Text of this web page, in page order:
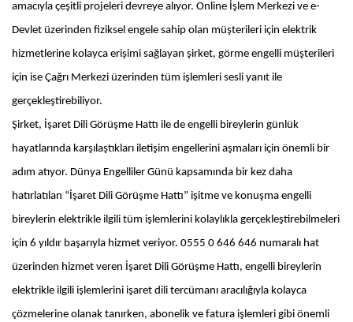
amacıyla çeşitli projeleri devreye alıyor. Online İşlem Merkezi ve e-
Devlet üzerinden fiziksel engele sahip olan müşterileri için elektrik
hizmetlerine kolayca erişimi sağlayan şirket, görme engelli müşterileri
için ise Çağrı Merkezi üzerinden tüm işlemleri sesli yanıt ile
gerçekleştirebiliyor.
Şirket, İşaret Dili Görüşme Hattı ile de engelli bireylerin günlük
hayatlarında karşılaştıkları iletişim engellerini aşmaları için önemli bir
adım atıyor. Dünya Engelliler Günü kapsamında bir kez daha
hatırlatılan “İşaret Dili Görüşme Hattı” işitme ve konuşma engelli
bireylerin elektrikle ilgili tüm işlemlerini kolaylıkla gerçekleştirebilmeleri
için 6 yıldır başarıyla hizmet veriyor. 0555 0 646 646 numaralı hat
üzerinden hizmet veren İşaret Dili Görüşme Hattı, engelli bireylerin
elektrikle ilgili işlemlerini işaret dili tercümanı aracılığıyla kolayca
çözmelerine olanak tanırken, abonelik ve fatura işlemleri gibi önemli